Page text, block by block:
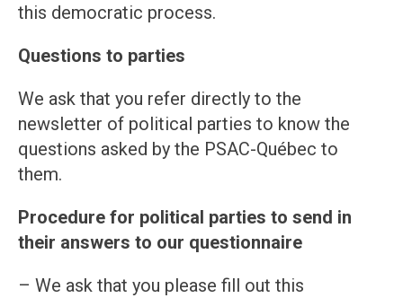
this democratic process.
Questions to parties
We ask that you refer directly to the
newsletter of political parties to know the
questions asked by the PSAC-Québec to
them.
Procedure for political parties to send in
their answers to our questionnaire
– We ask that you please fill out this